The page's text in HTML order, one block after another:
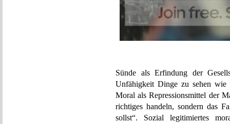
Sünde als Erfindung der
Unfähigkeit Dinge zu sehen
Moral als Repressionsmittel der
richtiges handeln, sondern das
sollst“. Sozial legitimiertes